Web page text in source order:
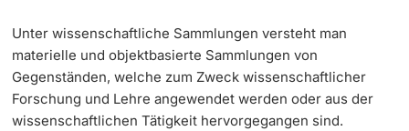
Unter wissenschaftliche Sammlungen versteht man
materielle und objektbasierte Sammlungen von
Gegenständen, welche zum Zweck wissenschaftlicher
Forschung und Lehre angewendet werden oder aus der
wissenschaftlichen Tätigkeit hervorgegangen sind.